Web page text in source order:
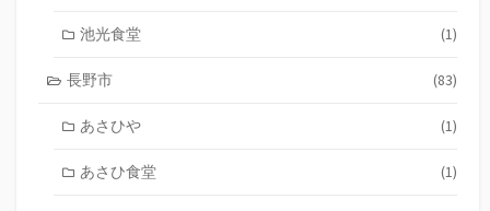
池光食堂 (1)
長野市 (83)
あさひや (1)
あさひ食堂 (1)